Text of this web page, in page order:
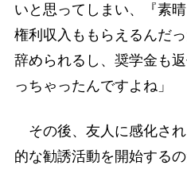
いと思ってしまい、『素
権利収入ももらえるんだ
辞められるし、奨学金も
っちゃったんですよね」
その後、友人に感化さ
的な勧誘活動を開始する